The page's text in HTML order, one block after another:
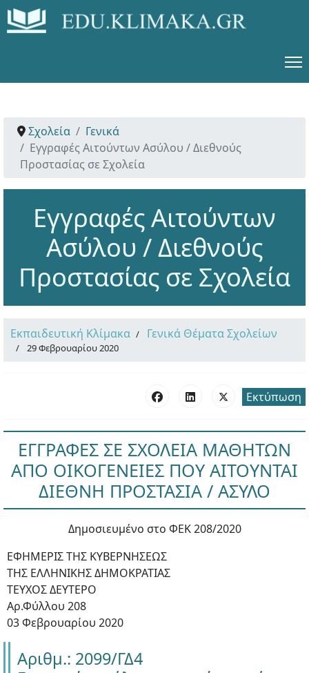
Σχολεία
Γενικά
Εγγραφές Αιτούντων Ασύλου / Διεθνούς
Προστασίας σε Σχολεία
Εγγραφές Αιτούντων
Ασύλου / Διεθνούς
Προστασίας σε Σχολεία
Εκπαιδευτική Κλίμακα Γενικά Θέματα Σχολείων
29 Φεβρουαρίου 2020
Εκτύπωση
ΕΓΓΡΑΦΕΣ ΣΕ ΣΧΟΛΕΙΑ ΜΑΘΗΤΩΝ
ΑΠΟ ΟΙΚΟΓΕΝΕΙΕΣ ΠΟΥ ΑΙΤΟΥΝΤΑΙ
ΔΙΕΘΝΗ ΠΡΟΣΤΑΣΙΑ / ΑΣΥΛΟ
Δημοσιευμένο στο ΦΕΚ 208/2020
ΕΦΗΜΕΡΙΣ ΤΗΣ ΚΥΒΕΡΝΗΣΕΩΣ
ΤΗΣ ΕΛΛΗΝΙΚΗΣ ΔΗΜΟΚΡΑΤΙΑΣ
ΤΕΥΧΟΣ ΔΕΥΤΕΡΟ
Αρ.Φύλλου 208
03 Φεβρουαρίου 2020
Αριθμ.: 2099/ΓΔ4